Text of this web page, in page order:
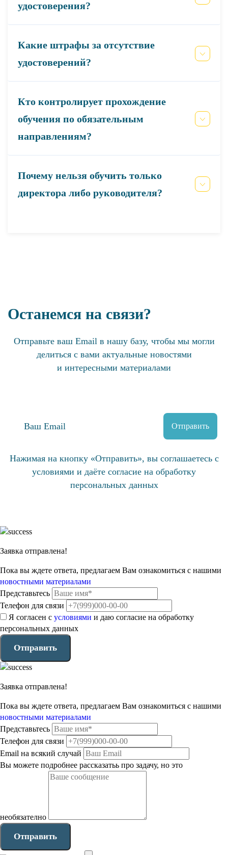
удостоверения?
Какие штрафы за отсутствие
удостоверений?
Кто контролирует прохождение
обучения по обязательным
направлениям?
Почему нельзя обучить только
директора либо руководителя?
Останемся на связи?
Отправьте ваш Email в нашу базу, чтобы мы могли
делиться с вами актуальные новостями
и интересными материалами
Отправить
Нажимая на кнопку «Отправить», вы соглашаетесь с
условиями и даёте согласие на обработку
персональных данных
Заявка отправлена!
Пока вы ждете ответа, предлагаем Вам ознакомиться с нашими
новостными материалами
Представьтесь
Телефон для связи
Я согласен с условиями и даю согласие на обработку
персональных данных
Отправить
Заявка отправлена!
Пока вы ждете ответа, предлагаем Вам ознакомиться с нашими
новостными материалами
Представьтесь
Телефон для связи
Email на всякий случай
Вы можете подробнее рассказатьь про задачу, но это
необязателно
Отправить